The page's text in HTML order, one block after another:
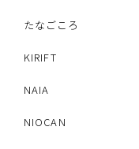
たなごころ
KIRIFT
NAIA
NIOCAN